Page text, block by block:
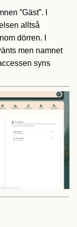
”Gäst”. I
alltså
dörren. I
men namnet
syns